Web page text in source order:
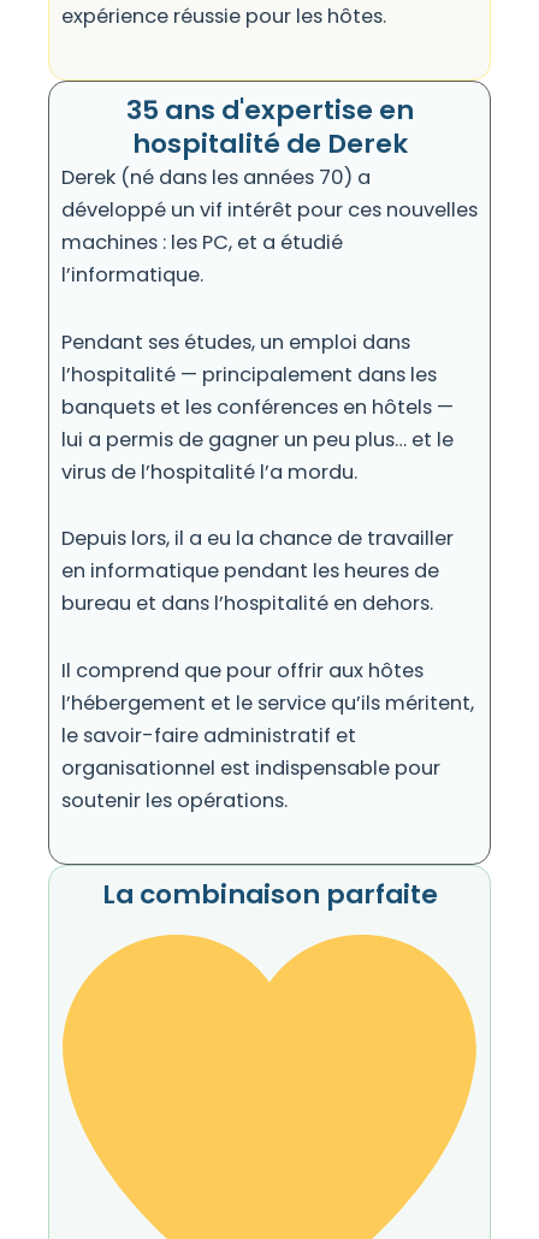
expérience réussie pour les hôtes.
35 ans d'expertise en
hospitalité de Derek
Derek (né dans les années 70) a
développé un vif intérêt pour ces nouvelles
machines : les PC, et a étudié
l’informatique.
Pendant ses études, un emploi dans
l’hospitalité — principalement dans les
banquets et les conférences en hôtels —
lui a permis de gagner un peu plus… et le
virus de l’hospitalité l’a mordu.
Depuis lors, il a eu la chance de travailler
en informatique pendant les heures de
bureau et dans l’hospitalité en dehors.
Il comprend que pour offrir aux hôtes
l’hébergement et le service qu’ils méritent,
le savoir-faire administratif et
organisationnel est indispensable pour
soutenir les opérations.
La combinaison parfaite